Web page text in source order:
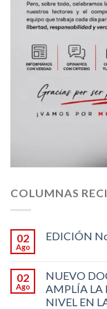
COLUMNAS
02
Ago
EDICIÓN
02
Ago
NUEVO
AMPLÍA LA
NIVEL EN